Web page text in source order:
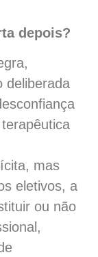
depois?
deliberada
mas
eletivos, a
ou não